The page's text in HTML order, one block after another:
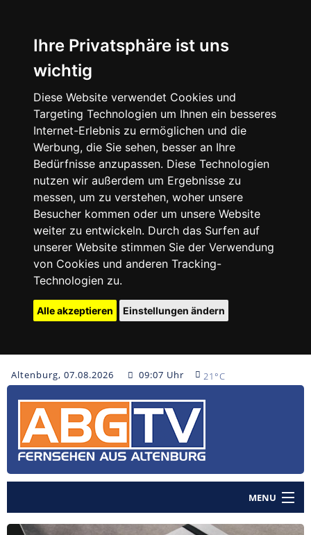
Ihre Privatsphäre ist uns
wichtig
Diese Website verwendet Cookies und
Targeting Technologien um Ihnen ein besseres
Internet-Erlebnis zu ermöglichen und die
Werbung, die Sie sehen, besser an Ihre
Bedürfnisse anzupassen. Diese Technologien
nutzen wir außerdem um Ergebnisse zu
messen, um zu verstehen, woher unsere
Besucher kommen oder um unsere Website
weiter zu entwickeln. Durch das Surfen auf
unserer Website stimmen Sie der Verwendung
von Cookies und anderen Tracking-
Technologien zu.
Alle akzeptieren Einstellungen ändern
Altenburg, 07.08.2026 09:07 Uhr 21°C
MENU
Home